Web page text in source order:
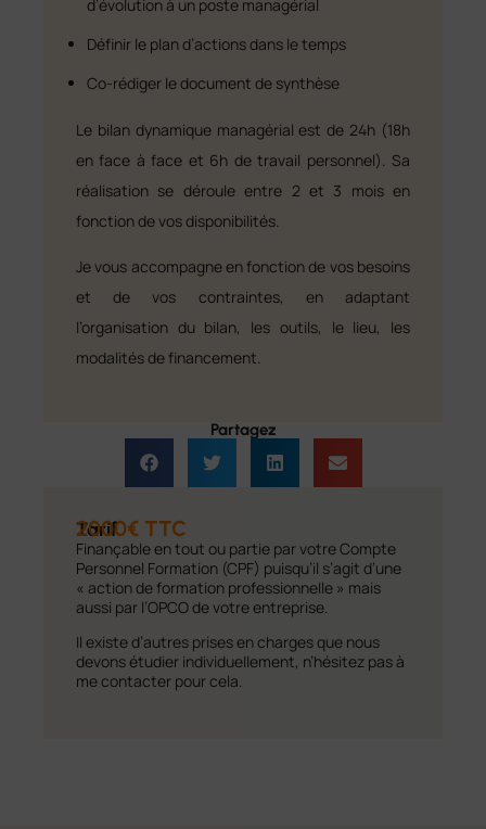
d’évolution à un poste managérial
Définir le plan d’actions dans le temps
Co-rédiger le document de synthèse
Le bilan dynamique managérial est de 24h (18h
en face à face et 6h de travail personnel). Sa
réalisation se déroule entre 2 et 3 mois en
fonction de vos disponibilités.
Je vous accompagne en fonction de vos besoins
et de vos contraintes, en adaptant
l’organisation du bilan, les outils, le lieu, les
modalités de financement.
Partagez
Tarif
2000€ TTC
Finançable en tout ou partie par votre Compte
Personnel Formation (CPF) puisqu’il s’agit d’une
« action de formation professionnelle » mais
aussi par l’OPCO de votre entreprise.
Il existe d’autres prises en charges que nous
devons étudier individuellement, n’hésitez pas à
me contacter pour cela.